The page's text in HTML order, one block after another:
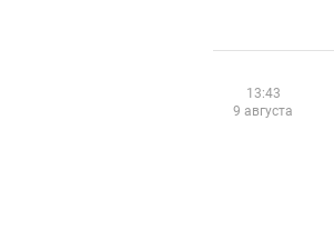
13:43
9 августа